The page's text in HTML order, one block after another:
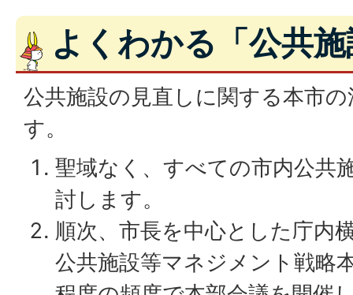
よくわかる「公共
公共施設の見直しに関する本市
す。
聖域なく、すべての市内公共
討します。
順次、市長を中心とした庁内
公共施設等マネジメント戦略